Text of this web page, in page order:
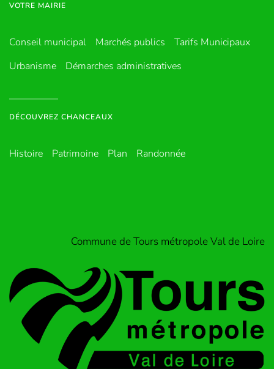
VOTRE MAIRIE
Conseil municipal Marchés publics
Tarifs Municipaux
Urbanisme
Démarches administratives
DÉCOUVREZ CHANCEAUX
Histoire Patrimoine Plan Randonnée
Commune de Tours métropole Val de Loire